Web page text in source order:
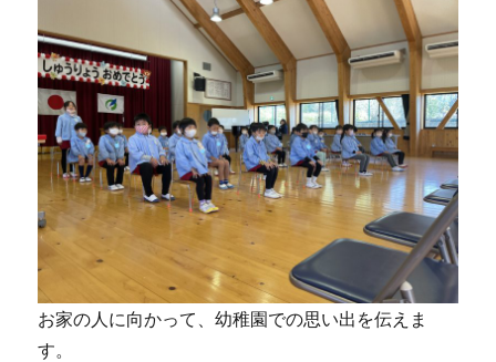
お家の人に向かって、幼稚園での思い出を伝えま
す。